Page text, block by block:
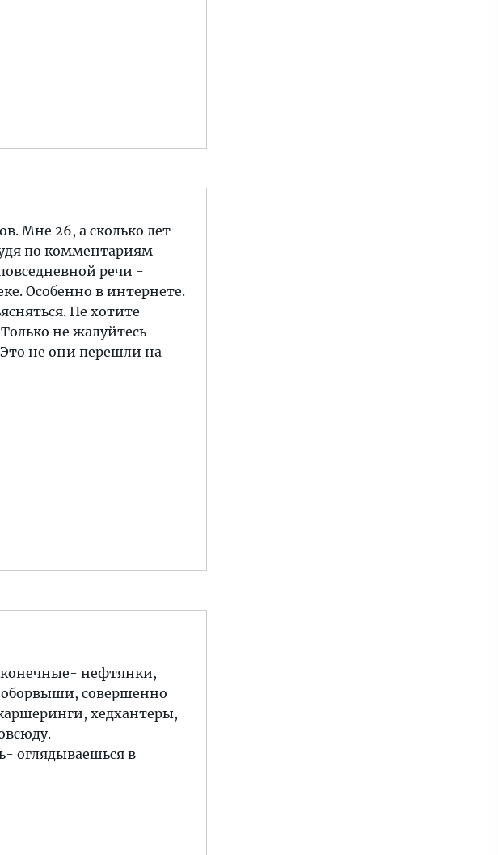
Мне 26, а сколько лет
по комментариям
речи -
Особенно в интернете.
Не хотите
не жалуйтесь
не они перешли на
нефтянки,
совершенно
хедхантеры,
оглядываешься в